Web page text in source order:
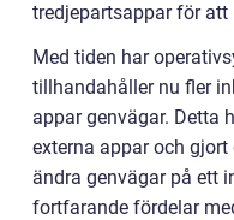
tredjepartsappar för att
Med tiden har
tillhandahåller nu fler
appar genvägar. Detta
externa appar och
ändra genvägar på ett
fortfarande fördelar